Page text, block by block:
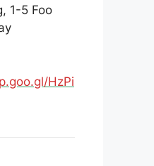
1-5 Foo
HzPi